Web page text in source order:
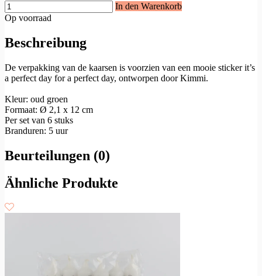
In den Warenkorb
Op voorraad
Beschreibung
De verpakking van de kaarsen is voorzien van een mooie sticker it’s
a perfect day for a perfect day, ontworpen door Kimmi.
Kleur: oud groen
Formaat: Ø 2,1 x 12 cm
Per set van 6 stuks
Branduren: 5 uur
Beurteilungen (0)
Ähnliche Produkte